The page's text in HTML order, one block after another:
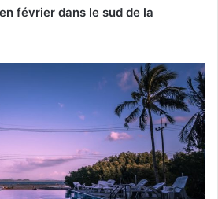
février dans le sud de la